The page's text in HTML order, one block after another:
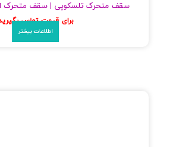
سقف متحرک تلسکوپی | سقف متحرک استخر
برای قیمت تماس بگیرید
اطلاعات بیشتر